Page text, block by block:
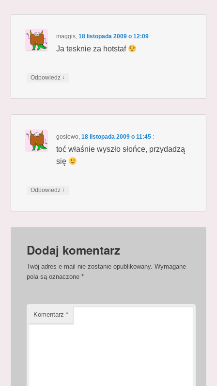
maggis,18 listopada 2009 o 12:09 :
Ja tesknie za hotstaf
Odpowiedz ↓
gosiowo,18 listopada 2009 o 11:45 :
toć właśnie wyszło słońce, przydadzą
się
Odpowiedz ↓
Dodaj komentarz
Twój adres e-mail nie zostanie opublikowany. Wymagane
pola są oznaczone*
Komentarz*